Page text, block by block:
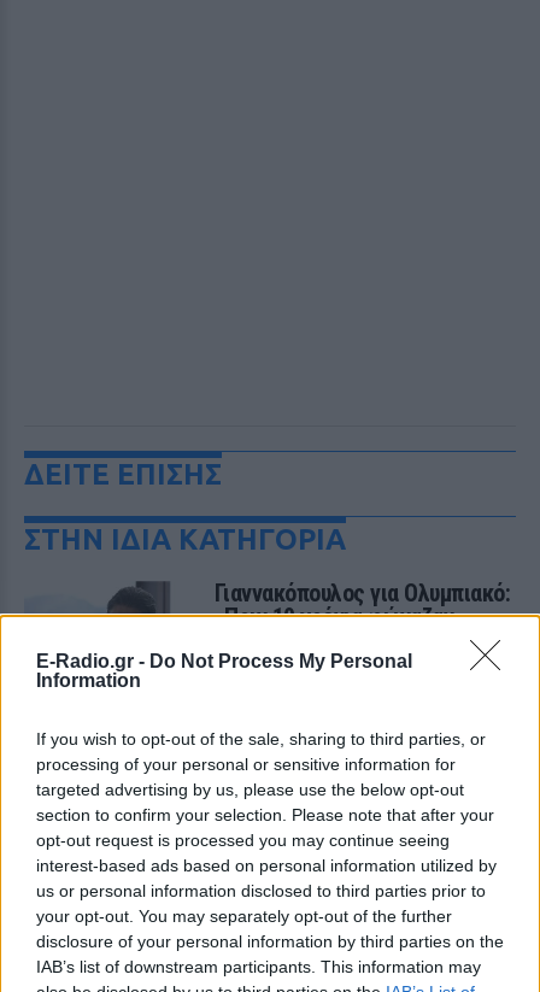
E-Radio.gr - Do Not Process My Personal
Information
If you wish to opt-out of the sale, sharing to third parties, or
processing of your personal or sensitive information for
targeted advertising by us, please use the below opt-out
section to confirm your selection. Please note that after your
opt-out request is processed you may continue seeing
interest-based ads based on personal information utilized by
us or personal information disclosed to third parties prior to
your opt-out. You may separately opt-out of the further
disclosure of your personal information by third parties on the
IAB’s list of downstream participants. This information may
ΔΕΙΤΕ ΕΠΙΣΗΣ
ΣΤΗΝ ΙΔΙΑ ΚΑΤΗΓΟΡΙΑ
Γιαννακόπουλος για Ολυμπιακό:
«Πριν 10 χρόνια φώναζαν
μπάλα μπάσκετ είναι
Ο Δημήτρης Γιαννακόπουλος έδωσε
συνέντευξη στους «EuroInsiders» και
αναφέρθηκε, μεταξύ άλλων, στην
αντιπαλότητα με τον Ολυμπιακό και στο
τι πήγε λάθος την περσινή σεζόν
Αλογα σε πανηγύρια της
Λέσβου: Η A Promise to Animals
απαντά σε όσους θεωρούν την
κριτική «επίθεση στον τόπο»
ΧΤΕΣ